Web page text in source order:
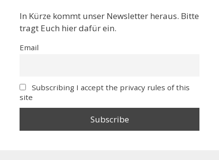
In Kürze kommt unser Newsletter heraus. Bitte
tragt Euch hier dafür ein.
Email
Subscribing I accept the privacy rules of this
site